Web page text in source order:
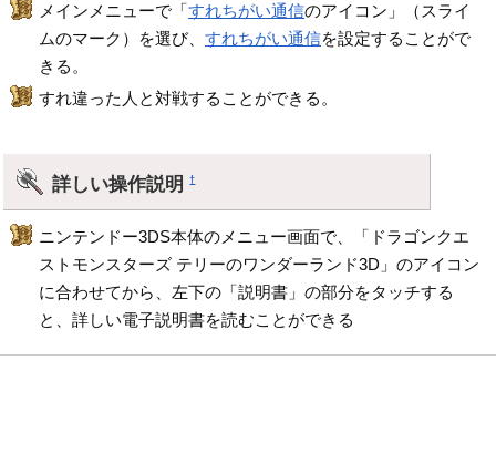
メインメニューで「すれちがい通信のアイコン」（スライ
ムのマーク）を選び、すれちがい通信を設定することがで
きる。
すれ違った人と対戦することができる。
詳しい操作説明†
ニンテンドー3DS本体のメニュー画面で、「ドラゴンクエ
ストモンスターズ テリーのワンダーランド3D」のアイコン
に合わせてから、左下の「説明書」の部分をタッチする
と、詳しい電子説明書を読むことができる